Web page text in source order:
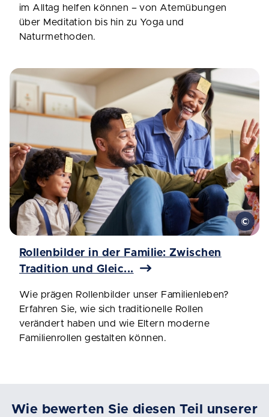
im Alltag helfen können – von Atemübungen
über Meditation bis hin zu Yoga und
Naturmethoden.
Rollenbilder in der Familie: Zwischen
Tradition und Gleic...
Wie prägen Rollenbilder unser Familienleben?
Erfahren Sie, wie sich traditionelle Rollen
verändert haben und wie Eltern moderne
Familienrollen gestalten können.
Wie bewerten Sie diesen Teil unserer